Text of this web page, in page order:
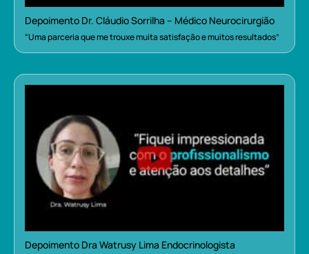
Depoimento Dr. Cláudio Sorrilha – Médico Neurocirurgião
“Uma parceria que me trouxe muita satisfação e muitos resultados”
Depoimento Dra Watrusy Lima Endocrinologista